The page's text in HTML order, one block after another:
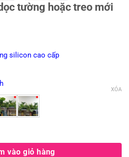
tường hoặc treo mới
silicon cao cấp
XÓA
treo mới lạ số lượng
vào giỏ hàng